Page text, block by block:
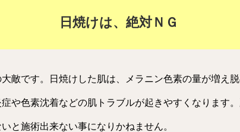
日焼けは、絶対ＮＧ
敵です。日焼けした肌は、メラニン色素の量が増え脱
や色素沈着などの肌トラブルが起きやすくなります
と施術出来ない事になりかねません。